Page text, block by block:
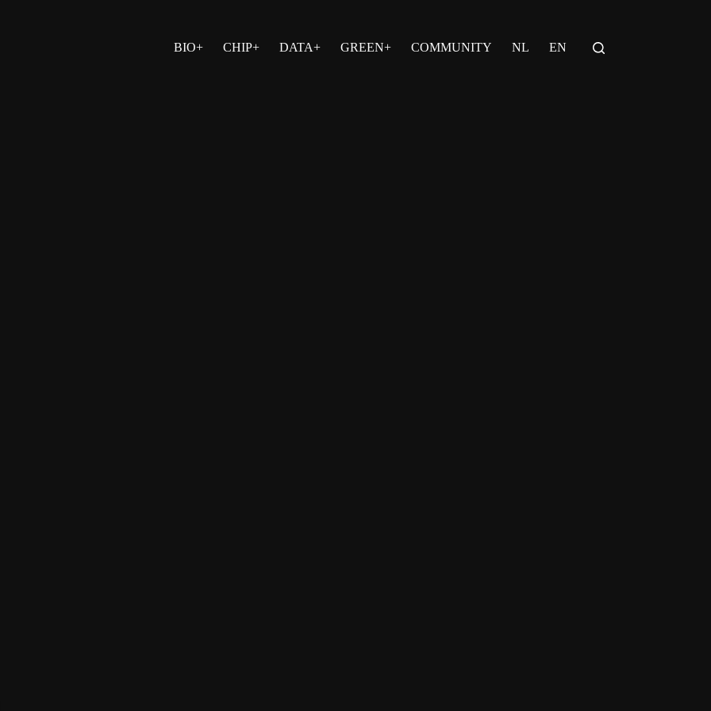
BIO+
CHIP+ DATA+ GREEN+ COMMUNITY NL EN